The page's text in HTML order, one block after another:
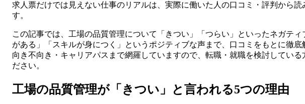
求人票だけでは見えない仕事のリアルは、実際に働いた人の口コミ・評判から
す。
この記事では、工場の品質管理について「きつい」「つらい」といったネガテ
がある」「スキルが身につく」というポジティブな声まで、口コミをもとに徹底
向き不向き・キャリアパスまで網羅していますので、転職・就職を検討している
ださい。
工場の品質管理が「きつい」と言われる5つの理由